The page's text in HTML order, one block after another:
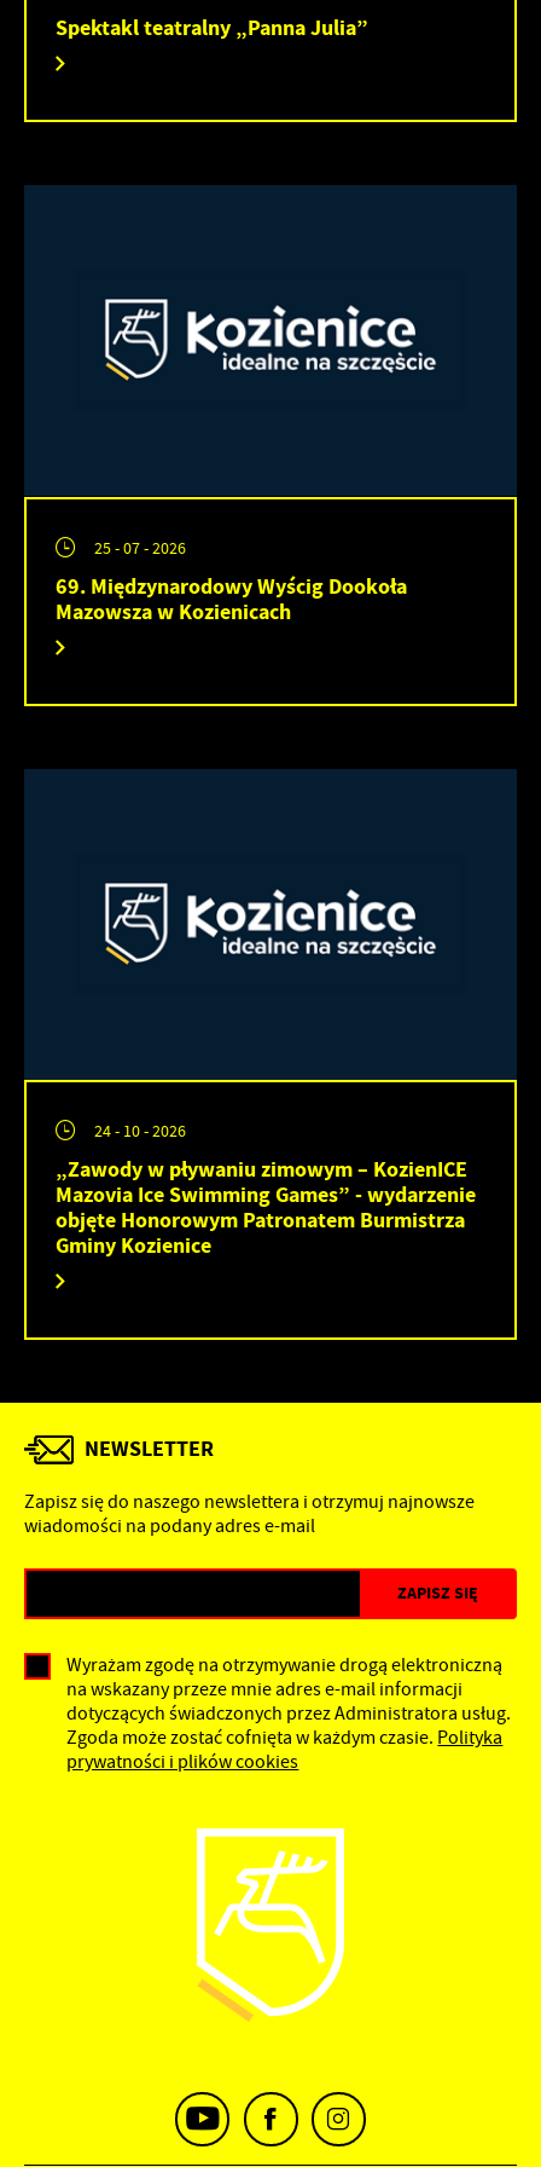
Spektakl teatralny „Panna Julia”
25 - 07 - 2026
69. Międzynarodowy Wyścig Dookoła
Mazowsza w Kozienicach
24 - 10 - 2026
„Zawody w pływaniu zimowym – KozienICE
Mazovia Ice Swimming Games” - wydarzenie
objęte Honorowym Patronatem Burmistrza
Gminy Kozienice
NEWSLETTER
Zapisz się do naszego newslettera i otrzymuj najnowsze
wiadomości na podany adres e-mail
Wyrażam zgodę na otrzymywanie drogą elektroniczną
na wskazany przeze mnie adres e-mail informacji
dotyczących świadczonych przez Administratora usług.
Zgoda może zostać cofnięta w każdym czasie. Polityka
prywatności i plików cookies